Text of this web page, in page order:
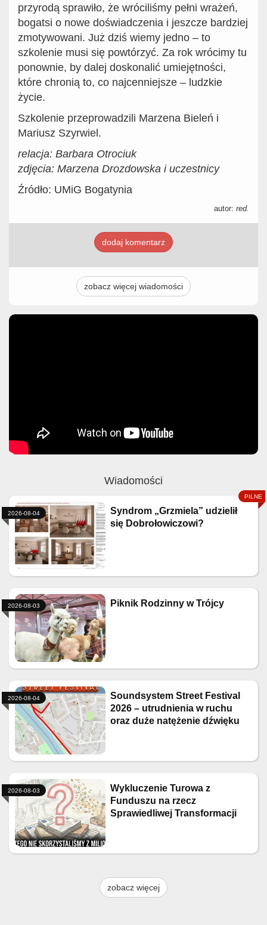
przyrodą sprawiło, że wróciliśmy pełni wrażeń,
bogatsi o nowe doświadczenia i jeszcze bardziej
zmotywowani. Już dziś wiemy jedno – to
szkolenie musi się powtórzyć. Za rok wrócimy tu
ponownie, by dalej doskonalić umiejętności,
które chronią to, co najcenniejsze – ludzkie
życie.
Szkolenie przeprowadzili Marzena Bieleń i
Mariusz Szyrwiel.
relacja: Barbara Otrociuk
zdjęcia: Marzena Drozdowska i uczestnicy
Źródło: UMiG Bogatynia
autor: red.
dodaj komentarz
zobacz więcej wiadomości
Wiadomości
Syndrom „Grzmiela” udzielił
się Dobrołowiczowi?
2026-08-04
Piknik Rodzinny w Trójcy
2026-08-03
Soundsystem Street Festival
2026 – utrudnienia w ruchu
oraz duże natężenie dźwięku
2026-08-04
Wykluczenie Turowa z
Funduszu na rzecz
Sprawiedliwej Transformacji
2026-08-03
zobacz więcej